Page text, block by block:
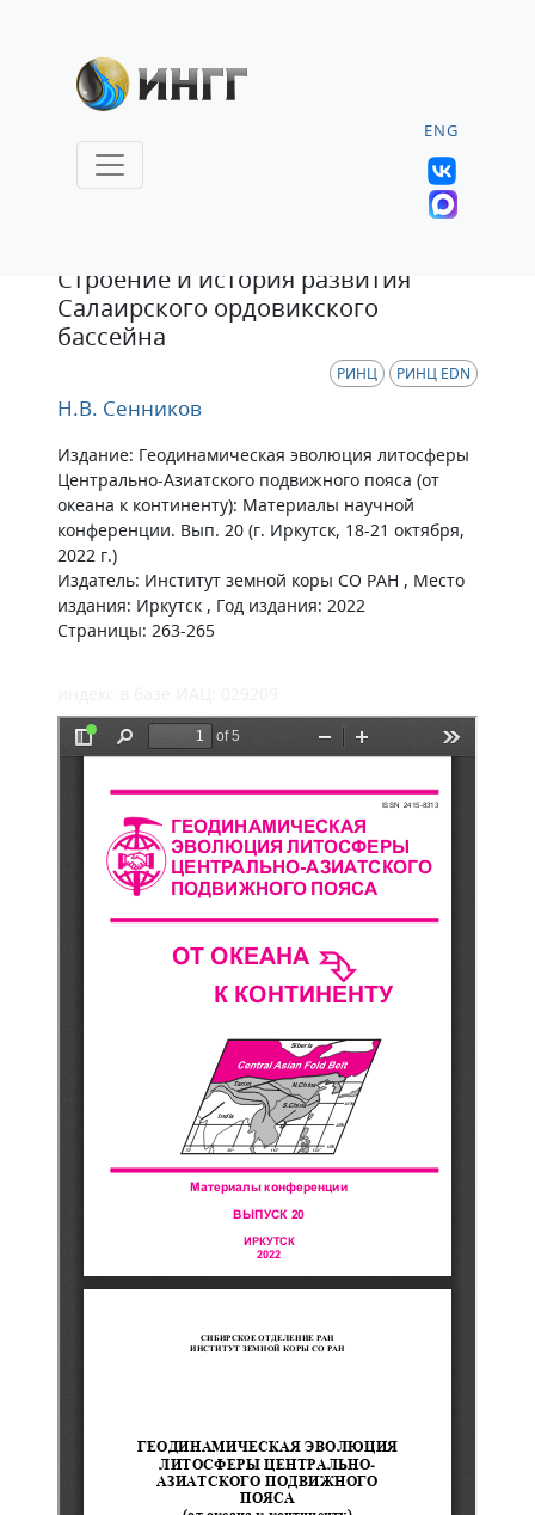
ENG
Строение и история развития
Салаирского ордовикского
бассейна
РИНЦ РИНЦ EDN
Н.В. Сенников
Издание: Геодинамическая эволюция литосферы
Центрально-Азиатского подвижного пояса (от
океана к континенту): Материалы научной
конференции. Вып. 20 (г. Иркутск, 18-21 октября,
2022 г.)
Издатель: Институт земной коры СО РАН , Место
издания: Иркутск , Год издания: 2022
Страницы: 263-265